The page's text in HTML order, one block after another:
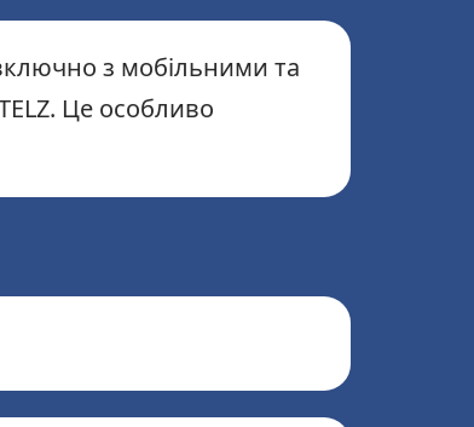
з мобільними та
Це особливо